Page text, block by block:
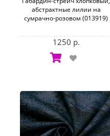
абстрактные лилии на
сумрачно-розовом (013919)
1250 р.